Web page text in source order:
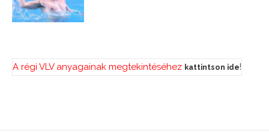
A régi VLV anyagainak megtekintéséhez kattintson ide!